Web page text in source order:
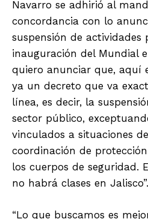
Navarro se adhirió al
concordancia con lo
suspensión de
inauguración del Mundial
quiero anunciar que, aquí
ya un decreto que va
línea, es decir, la
sector público,
vinculados a situaciones
coordinación de
los cuerpos de seguridad.
no habrá clases en Jalisco”.
“Lo que buscamos es